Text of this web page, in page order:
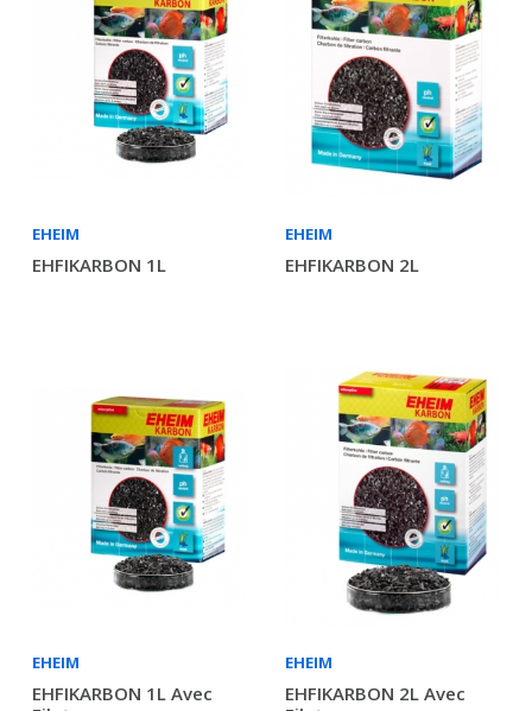
EHEIM
EHFIKARBON 1L
EHEIM
EHFIKARBON 2L
EHEIM
EHFIKARBON 1L Avec
EHEIM
EHFIKARBON 2L Avec